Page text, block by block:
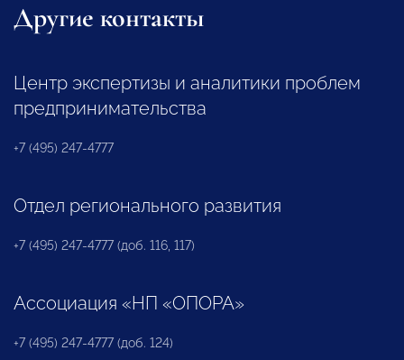
Другие контакты
Центр экспертизы и аналитики проблем
предпринимательства
+7 (495) 247-4777
Отдел регионального развития
+7 (495) 247-4777 (доб. 116, 117)
Ассоциация «НП «ОПОРА»
+7 (495) 247-4777 (доб. 124)